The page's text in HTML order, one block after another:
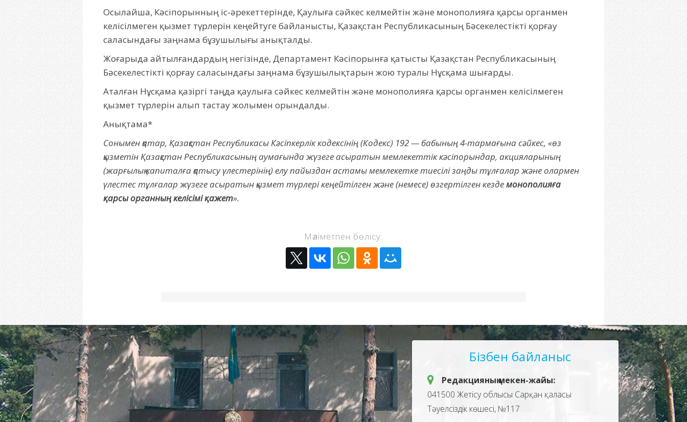
Осылайша, Кәсіпорынның іс-әрекеттерінде, Қаулыға сәйкес келмейтін және монополияға қарсы органмен
келісілмеген қызмет түрлерін кеңейтуге байланысты, Қазақстан Республикасының Бәсекелестікті қорғау
саласындағы заңнама бұзушылығы анықталды.
Жоғарыда айтылғандардың негізінде, Департамент Кәсіпорынға қатысты Қазақстан Республикасының
Бәсекелестікті қорғау саласындағы заңнама бұзушылықтарын жою туралы Нұсқама шығарды.
Аталған Нұсқама қазіргі таңда қаулыға сәйкес келмейтін және монополияға қарсы органмен келісілмеген
қызмет түрлерін алып тастау жолымен орындалды.
Анықтама*
Сонымен қатар, Қазақстан Республикасы Кәсіпкерлік кодексінің (Кодекс) 192 — бабының 4-тармағына сәйкес, «өз
қызметін Қазақстан Республикасының аумағында жүзеге асыратын мемлекеттік кәсіпорындар, акцияларының
(жарғылық капиталға қатысу үлестерінің) елу пайыздан астамы мемлекетке тиесілі заңды тұлғалар және олармен
үлестес тұлғалар жүзеге асыратын қызмет түрлері кеңейтілген және (немесе) өзгертілген кездемонополияға
қарсы органның келісімі қажет».
Мәліметпен бөлісу:
Бізбен байланыс
Редакцияның мекен-жайы:
041500 Жетісу облысы Сарқан қаласы
Тәуелсіздік көшесі, №117